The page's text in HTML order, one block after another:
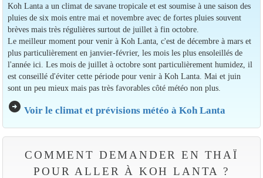
Koh Lanta a un climat de savane tropicale et est soumise à une saison des
pluies de six mois entre mai et novembre avec de fortes pluies souvent
brèves mais très régulières surtout de juillet à fin octobre.
Le meilleur moment pour venir à Koh Lanta, c'est de décembre à mars et
plus particulièrement en janvier-février, les mois les plus ensoleillés de
l'année ici. Les mois de juillet à octobre sont particulièrement humidez, il
est conseillé d'éviter cette période pour venir à Koh Lanta. Mai et juin
sont un peu mieux mais pas très favorables côté météo non plus.
arrow_circle_right Voir le climat et prévisions météo à Koh Lanta
COMMENT DEMANDER EN THAÏ
POUR ALLER À KOH LANTA ?